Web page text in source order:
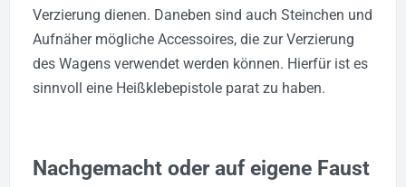
Verzierung dienen. Daneben sind auch Steinchen und
Aufnäher mögliche Accessoires, die zur Verzierung
des Wagens verwendet werden können. Hierfür ist es
sinnvoll eine Heißklebepistole parat zu haben.
Nachgemacht oder auf eigene Faust